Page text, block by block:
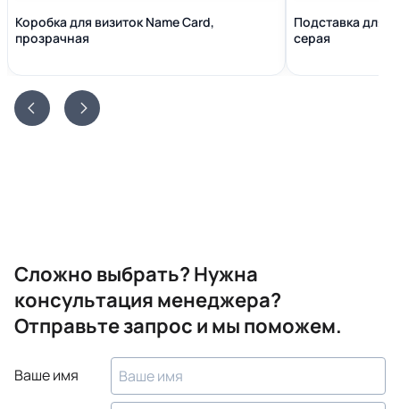
Коробка для визиток Name Сard,
прозрачная
Подставка для
серая
Сложно выбрать? Нужна
консультация менеджера?
Отправьте запрос и мы поможем.
Ваше имя